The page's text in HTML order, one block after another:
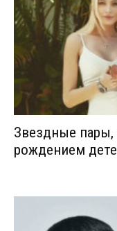
Звездные пары,
рождением